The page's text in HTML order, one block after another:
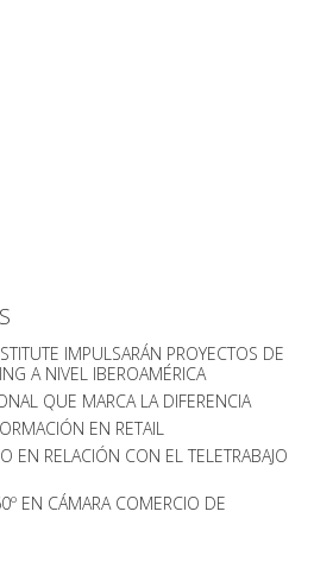
IMPULSARÁN PROYECTOS DE
A NIVEL IBEROAMÉRICA
QUE MARCA LA DIFERENCIA
EN RETAIL
EN RELACIÓN CON EL TELETRABAJO
EN CÁMARA COMERCIO DE